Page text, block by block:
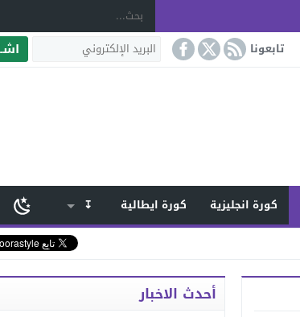
تابعونا
كورة انجليزية كورة ايطالية
↧
أحدث الاخبار